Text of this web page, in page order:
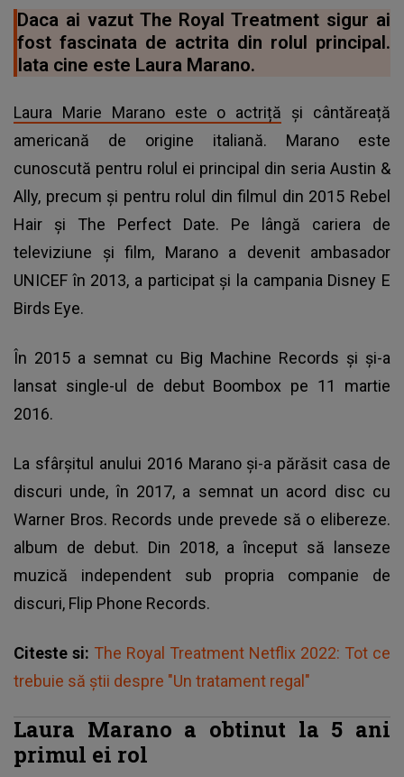
Daca ai vazut The Royal Treatment sigur ai
fost fascinata de actrita din rolul principal.
Iata cine este Laura Marano.
Laura Marie Marano este o actriță și cântăreață
americană de origine italiană. Marano este
cunoscută pentru rolul ei principal din seria Austin &
Ally, precum și pentru rolul din filmul din 2015 Rebel
Hair și The Perfect Date. Pe lângă cariera de
televiziune și film, Marano a devenit ambasador
UNICEF în 2013, a participat și la campania Disney E
Birds Eye.
În 2015 a semnat cu Big Machine Records și și-a
lansat single-ul de debut Boombox pe 11 martie
2016.
La sfârșitul anului 2016 Marano și-a părăsit casa de
discuri unde, în 2017, a semnat un acord disc cu
Warner Bros. Records unde prevede să o elibereze.
album de debut. Din 2018, a început să lanseze
muzică independent sub propria companie de
discuri, Flip Phone Records.
Citeste si: The Royal Treatment Netflix 2022: Tot ce
trebuie să ştii despre "Un tratament regal"
Laura Marano a obtinut la 5 ani
primul ei rol